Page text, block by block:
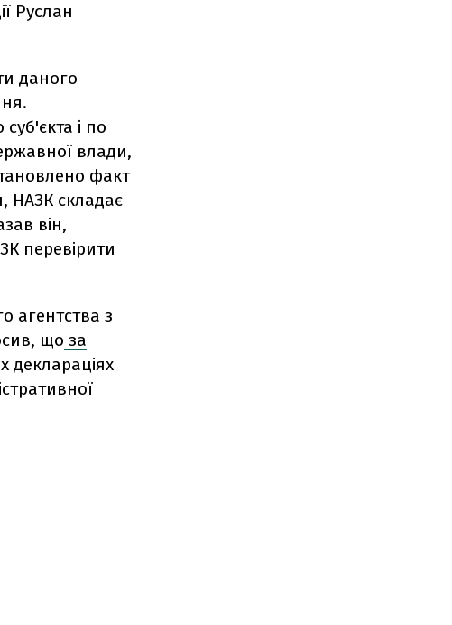
Руслан
даного
і по
влади,
факт
НАЗК складає
він,
перевірити
агентства з
що за
деклараціях